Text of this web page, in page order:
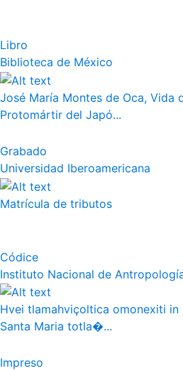
Libro
Biblioteca de México
José María Montes de Oca, Vida
Protomártir del Japó...
Grabado
Universidad Iberoamericana
Matrícula de tributos
Códice
Instituto Nacional de
Hvei tlamahviçoltica omonexiti
Santa Maria totla�...
Impreso